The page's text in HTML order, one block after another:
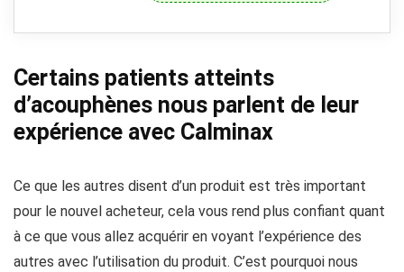
Certains patients atteints
d’acouphènes nous parlent de leur
expérience avec Calminax
Ce que les autres disent d’un produit est très important
pour le nouvel acheteur, cela vous rend plus confiant quant
à ce que vous allez acquérir en voyant l’expérience des
autres avec l’utilisation du produit. C’est pourquoi nous